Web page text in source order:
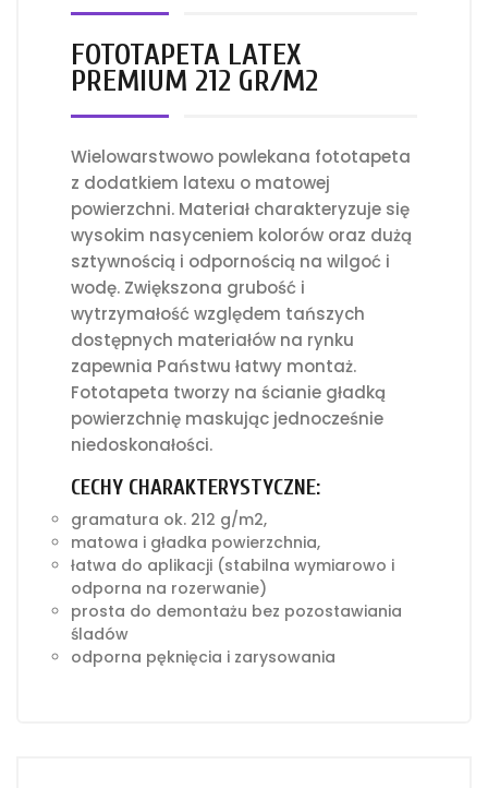
FOTOTAPETA LATEX
PREMIUM 212 GR/M2
Wielowarstwowo powlekana fototapeta
z dodatkiem latexu o matowej
powierzchni. Materiał charakteryzuje się
wysokim nasyceniem kolorów oraz dużą
sztywnością i odpornością na wilgoć i
wodę. Zwiększona grubość i
wytrzymałość względem tańszych
dostępnych materiałów na rynku
zapewnia Państwu łatwy montaż.
Fototapeta tworzy na ścianie gładką
powierzchnię maskując jednocześnie
niedoskonałości.
CECHY CHARAKTERYSTYCZNE:
gramatura ok. 212 g/m2,
matowa i gładka powierzchnia,
łatwa do aplikacji (stabilna wymiarowo i
odporna na rozerwanie)
prosta do demontażu bez pozostawiania
śladów
odporna pęknięcia i zarysowania